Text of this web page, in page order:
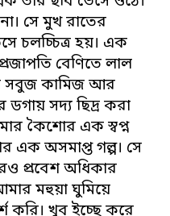
সে মুখ রাতের
চলচ্চিত্র হয়। এক
বেণিতে লাল
সবুজ কামিজ আর
সদ্য ছিদ্র করা
কৈশোর এক স্বপ্ন
এক অসমাপ্ত গল্প। সে
প্রবেশ অধিকার
মহুয়া ঘুমিয়ে
করি। খুব ইচ্ছে করে